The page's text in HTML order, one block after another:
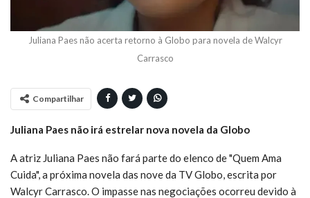
Juliana Paes não acerta retorno à Globo para novela de Walcyr
Carrasco
Compartilhar
Juliana Paes não irá estrelar nova novela da Globo
A atriz Juliana Paes não fará parte do elenco de "Quem Ama
Cuida", a próxima novela das nove da TV Globo, escrita por
Walcyr Carrasco. O impasse nas negociações ocorreu devido à